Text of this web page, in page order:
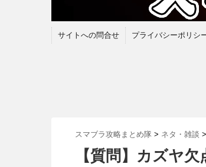
サイトへの問合せ プライバシーポリシ
スマブラ攻略まとめ隊 > ネタ・雑談 >
【質問】カズヤ